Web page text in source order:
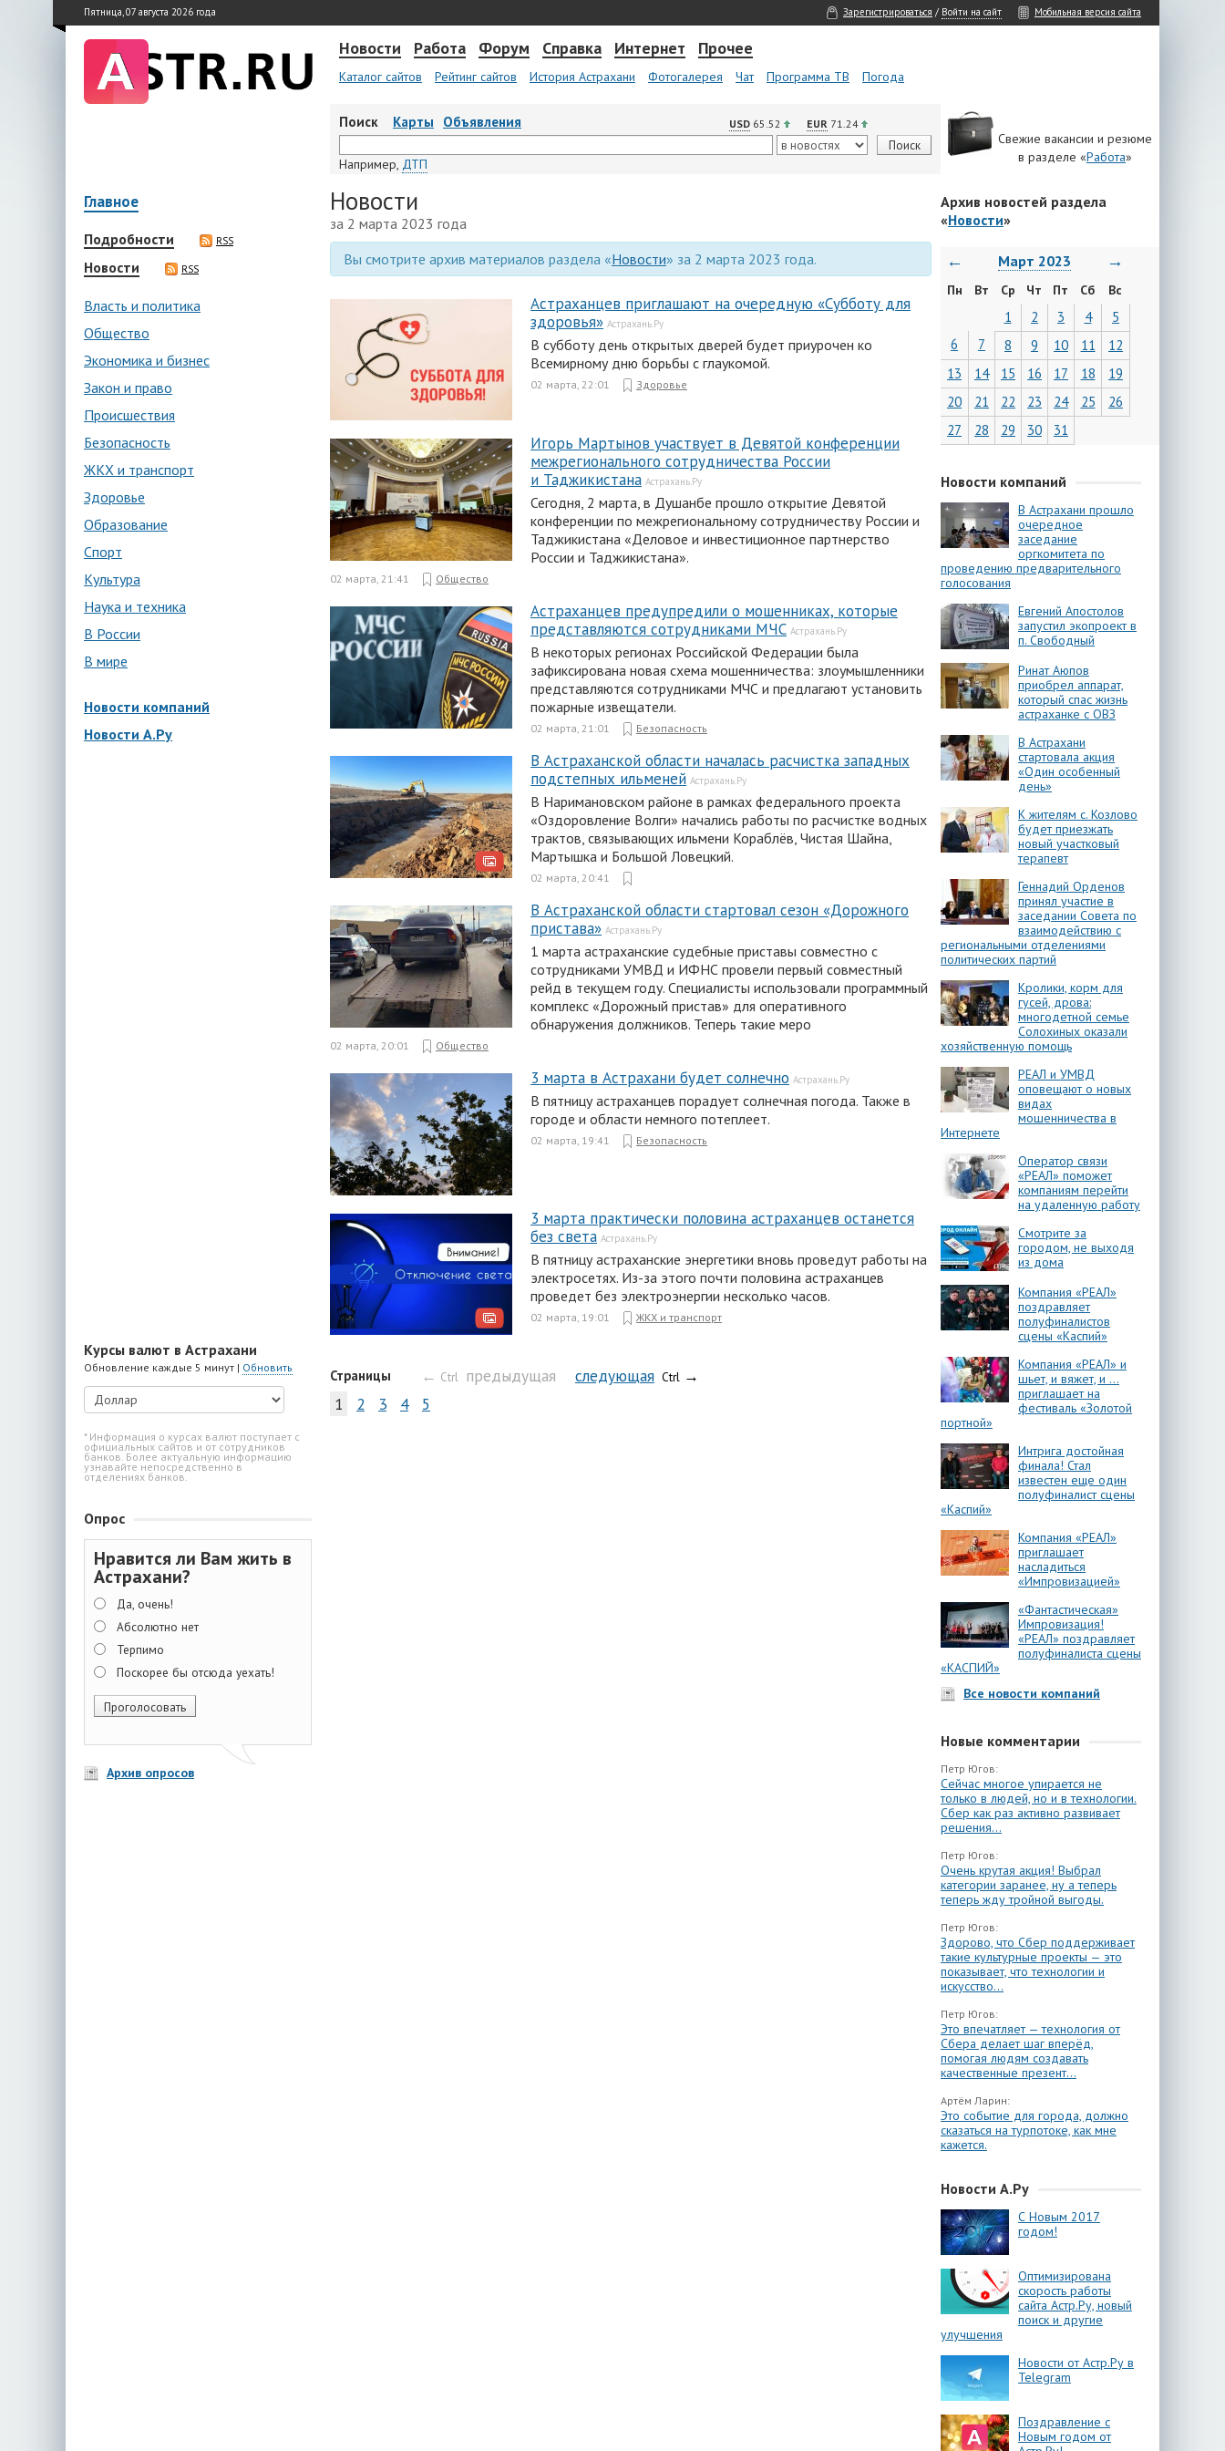
Пятница, 07 августа 2026 года Зарегистрироваться / Войти на сайт Мобильная версия сайта
Новости Работа Форум Справка Интернет Прочее
Каталог сайтов Рейтинг сайтов История Астрахани Фотогалерея Чат Программа ТВ Погода
Поиск Карты Объявления USD 65.52 EUR 71.24
Например, ДТП
Свежие вакансии и резюме
в разделе «Работа»
Главное
Подробности RSS
Новости RSS
Власть и политика
Общество
Экономика и бизнес
Закон и право
Происшествия
Безопасность
ЖКХ и транспорт
Здоровье
Образование
Спорт
Культура
Наука и техника
В России
В мире
Новости компаний
Новости А.Ру
Курсы валют в Астрахани
Обновление каждые 5 минут | Обновить
* Информация о курсах валют поступает с
официальных сайтов и от сотрудников
банков. Более актуальную информацию
узнавайте непосредственно в
отделениях банков.
Опрос
Нравится ли Вам жить в
Астрахани?
Да, очень!
Абсолютно нет
Терпимо
Поскорее бы отсюда уехать!
Архив опросов
Новости
за 2 марта 2023 года
Вы смотрите архив материалов раздела «Новости» за 2 марта 2023 года.
Астраханцев приглашают на очередную «Субботу для
здоровья» Астрахань.Ру
В субботу день открытых дверей будет приурочен ко
Всемирному дню борьбы с глаукомой.
02 марта, 22:01 Здоровье
Игорь Мартынов участвует в Девятой конференции
межрегионального сотрудничества России
и Таджикистана Астрахань.Ру
Сегодня, 2 марта, в Душанбе прошло открытие Девятой
конференции по межрегиональному сотрудничеству России и
Таджикистана «Деловое и инвестиционное партнерство
России и Таджикистана».
02 марта, 21:41 Общество
Астраханцев предупредили о мошенниках, которые
представляются сотрудниками МЧС Астрахань.Ру
В некоторых регионах Российской Федерации была
зафиксирована новая схема мошенничества: злоумышленники
представляются сотрудниками МЧС и предлагают установить
пожарные извещатели.
02 марта, 21:01 Безопасность
В Астраханской области началась расчистка западных
подстепных ильменей Астрахань.Ру
В Наримановском районе в рамках федерального проекта
«Оздоровление Волги» начались работы по расчистке водных
трактов, связывающих ильмени Кораблёв, Чистая Шайна,
Мартышка и Большой Ловецкий.
02 марта, 20:41
В Астраханской области стартовал сезон «Дорожного
пристава» Астрахань.Ру
1 марта астраханские судебные приставы совместно с
сотрудниками УМВД и ИФНС провели первый совместный
рейд в текущем году. Специалисты использовали программный
комплекс «Дорожный пристав» для оперативного
обнаружения должников. Теперь такие меро
02 марта, 20:01 Общество
3 марта в Астрахани будет солнечно Астрахань.Ру
В пятницу астраханцев порадует солнечная погода. Также в
городе и области немного потеплеет.
02 марта, 19:41 Безопасность
3 марта практически половина астраханцев останется
без света Астрахань.Ру
В пятницу астраханские энергетики вновь проведут работы на
электросетях. Из-за этого почти половина астраханцев
проведет без электроэнергии несколько часов.
02 марта, 19:01 ЖКХ и транспорт
Страницы ← Ctrl предыдущая следующая Ctrl →
1
2 3 4 5
Архив новостей раздела
«Новости»
← Март 2023 →
Пн Вт Ср Чт Пт Сб Вс
1 2 3 4
5
6
7 8 9 10 11
12
13
14 15 16 17 18
19
20
21 22 23 24 25
26
27
28 29 30 31
Новости компаний
В Астрахани прошло
очередное
заседание
оргкомитета по
проведению предварительного
голосования
Евгений Апостолов
запустил экопроект в
п. Свободный
Ринат Аюпов
приобрел аппарат,
который спас жизнь
астраханке с ОВЗ
В Астрахани
стартовала акция
«Один особенный
день»
К жителям с. Козлово
будет приезжать
новый участковый
терапевт
Геннадий Орденов
принял участие в
заседании Совета по
взаимодействию с
региональными отделениями
политических партий
Кролики, корм для
гусей, дрова:
многодетной семье
Солохиных оказали
хозяйственную помощь
РЕАЛ и УМВД
оповещают о новых
видах
мошенничества в
Интернете
Оператор связи
«РЕАЛ» поможет
компаниям перейти
на удаленную работу
Смотрите за
городом, не выходя
из дома
Компания «РЕАЛ»
поздравляет
полуфиналистов
сцены «Каспий»
Компания «РЕАЛ» и
шьет, и вяжет, и …
приглашает на
фестиваль «Золотой
портной»
Интрига достойная
финала! Стал
известен еще один
полуфиналист сцены
«Каспий»
Компания «РЕАЛ»
приглашает
насладиться
«Импровизацией»
«Фантастическая»
Импровизация!
«РЕАЛ» поздравляет
полуфиналиста сцены
«КАСПИЙ»
Все новости компаний
Новые комментарии
Петр Югов:
Сейчас многое упирается не
только в людей, но и в технологии.
Сбер как раз активно развивает
решения...
Петр Югов:
Очень крутая акция! Выбрал
категории заранее, ну а теперь
теперь жду тройной выгоды.
Петр Югов:
Здорово, что Сбер поддерживает
такие культурные проекты — это
показывает, что технологии и
искусство...
Петр Югов:
Это впечатляет — технология от
Сбера делает шаг вперёд,
помогая людям создавать
качественные презент...
Артём Ларин:
Это событие для города, должно
сказаться на турпотоке, как мне
кажется.
Новости А.Ру
С Новым 2017
годом!
Оптимизирована
скорость работы
сайта Астр.Ру, новый
поиск и другие
улучшения
Новости от Астр.Ру в
Telegram
Поздравление с
Новым годом от